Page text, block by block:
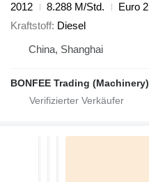
2012
8.288 M/Std.
Euro 2
Kraftstoff Diesel
China, Shanghai
BONFEE Trading (Machinery)